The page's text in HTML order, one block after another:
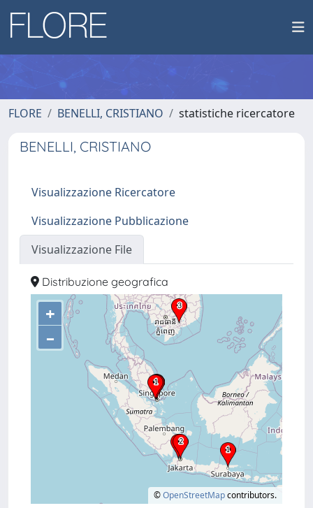
FLORE BENELLI, CRISTIANO statistiche ricercatore
BENELLI, CRISTIANO
Visualizzazione Ricercatore
Visualizzazione Pubblicazione
Visualizzazione File
Distribuzione geografica
+
–
©OpenStreetMapcontributors.